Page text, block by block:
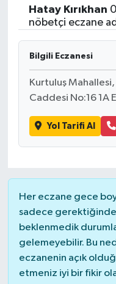
Hatay Kırıkhan
nöbetçi eczane
Bilgili Eczanesi
Kurtuluş
Caddesi No:16 1A
Yol Tarifi Al
Her eczane gece
sadece gerektiğinde
beklenmedik
gelemeyebilir. Bu
eczanenin açık
etmeniz iyi bir fikir